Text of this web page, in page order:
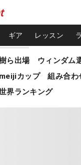
ギア レッスン
ら出場 ウィンダム
カップ 組み合わ
界ランキング